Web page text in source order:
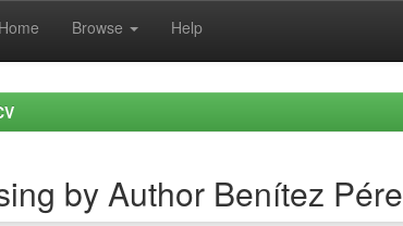
Browse Help
by Author Benítez